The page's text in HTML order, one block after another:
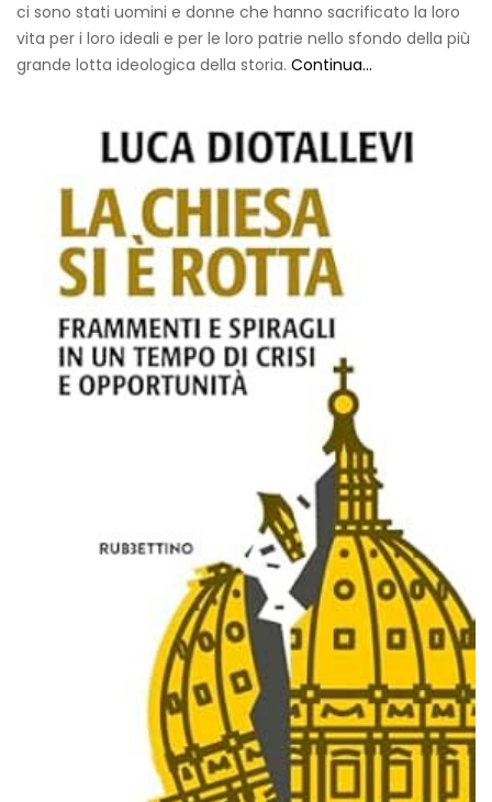
ci sono stati uomini e donne che hanno sacrificato la loro
vita per i loro ideali e per le loro patrie nello sfondo della più
grande lotta ideologica della storia. Continua...